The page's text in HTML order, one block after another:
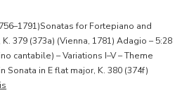
for Fortepiano and
379 (373a) (Vienna, 1781) Adagio – 5:28
cantabile) – Variations I–V – Theme
Sonata in E flat major, K. 380 (374f)